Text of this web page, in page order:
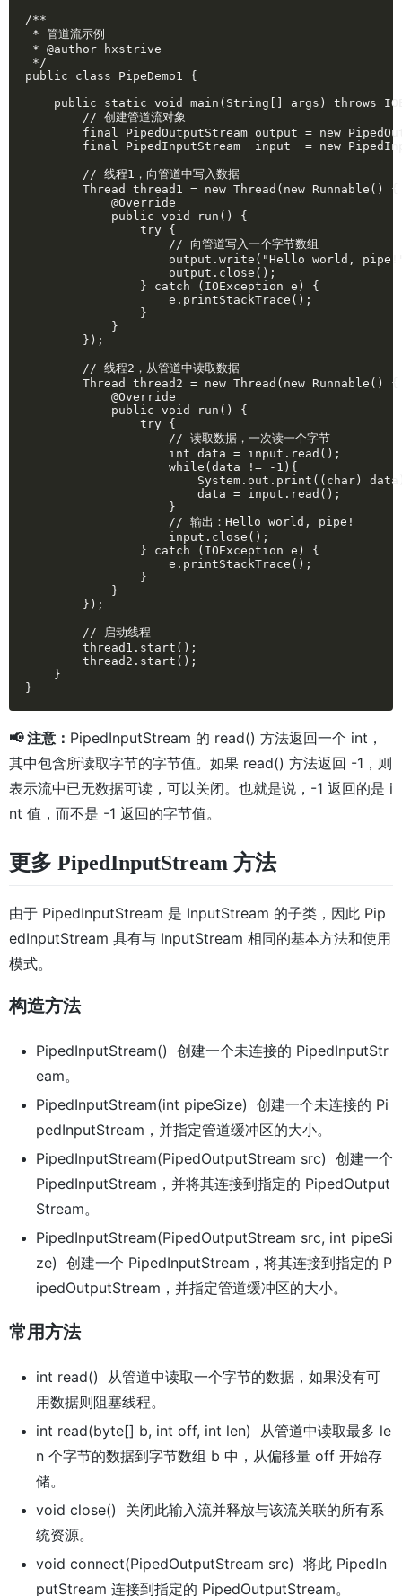
/**
* 管道流示例
* @author hxstrive
*/
public class PipeDemo1 {
public static void main(String[] args) throws
// 创建管道流对象
final PipedOutputStream output = new
final PipedInputStream  input  = new
// 线程1，向管道中写入数据
Thread thread1 = new Thread(new Runnable() {
@Override
public void run() {
try {
// 向管道写入一个字节数组
output.write("Hello world,
output.close();
} catch (IOException e) {
e.printStackTrace();
}
}
});
// 线程2，从管道中读取数据
Thread thread2 = new Thread(new Runnable() {
@Override
public void run() {
try {
// 读取数据，一次读一个字节
int data = input.read();
while(data != -1){
System.out.print((char)
data = input.read();
}
// 输出：Hello world, pipe!
input.close();
} catch (IOException e) {
e.printStackTrace();
}
}
});
// 启动线程
thread1.start();
thread2.start();
}
}
📢 注意： PipedInputStream 的 read() 方法返回一个 int，
其中包含所读取字节的字节值。如果 read() 方法返回 -1，则
表示流中已无数据可读，可以关闭。也就是说，-1 返回的是 i
nt 值，而不是 -1 返回的字节值。
更多 PipedInputStream 方法
由于 PipedInputStream 是 InputStream 的子类，因此 Pip
edInputStream 具有与 InputStream 相同的基本方法和使用
模式。
构造方法
PipedInputStream() 创建一个未连接的 PipedInputStr
eam。
PipedInputStream(int pipeSize) 创建一个未连接的 Pi
pedInputStream，并指定管道缓冲区的大小。
PipedInputStream(PipedOutputStream src) 创建一个
PipedInputStream，并将其连接到指定的 PipedOutput
Stream。
PipedInputStream(PipedOutputStream src, int pipeSi
ze) 创建一个 PipedInputStream，将其连接到指定的 P
ipedOutputStream，并指定管道缓冲区的大小。
常用方法
int read() 从管道中读取一个字节的数据，如果没有可
用数据则阻塞线程。
int read(byte[] b, int off, int len) 从管道中读取最多 le
n 个字节的数据到字节数组 b 中，从偏移量 off 开始存
储。
void close() 关闭此输入流并释放与该流关联的所有系
统资源。
void connect(PipedOutputStream src) 将此 PipedIn
putStream 连接到指定的 PipedOutputStream。